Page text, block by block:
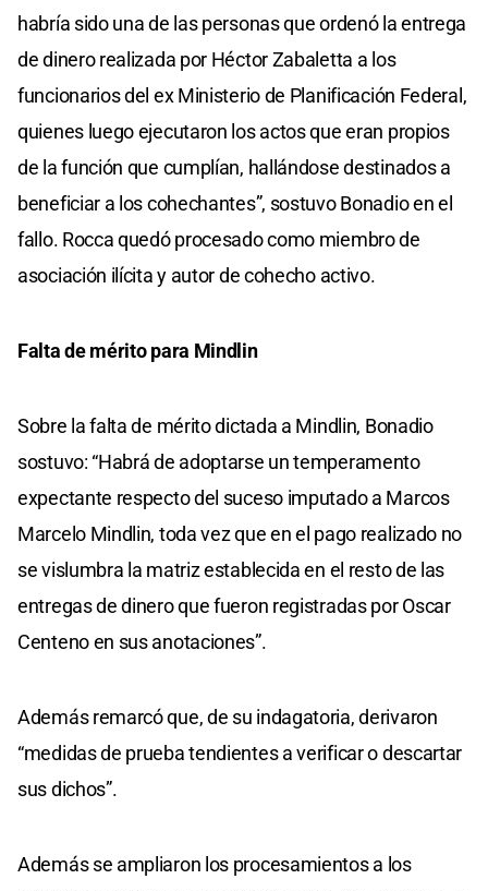
habría sido una de las personas que ordenó la entrega
de dinero realizada por Héctor Zabaletta a los
funcionarios del ex Ministerio de Planificación Federal,
quienes luego ejecutaron los actos que eran propios
de la función que cumplían, hallándose destinados a
beneficiar a los cohechantes”, sostuvo Bonadio en el
fallo. Rocca quedó procesado como miembro de
asociación ilícita y autor de cohecho activo.
Falta de mérito para Mindlin
Sobre la falta de mérito dictada a Mindlin, Bonadio
sostuvo: “Habrá de adoptarse un temperamento
expectante respecto del suceso imputado a Marcos
Marcelo Mindlin, toda vez que en el pago realizado no
se vislumbra la matriz establecida en el resto de las
entregas de dinero que fueron registradas por Oscar
Centeno en sus anotaciones”.
Además remarcó que, de su indagatoria, derivaron
“medidas de prueba tendientes a verificar o descartar
sus dichos”.
Además se ampliaron los procesamientos a los